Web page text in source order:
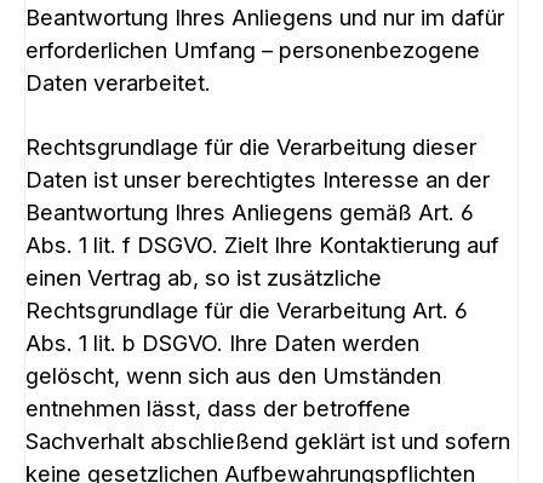
Beantwortung Ihres Anliegens und nur im dafür
erforderlichen Umfang – personenbezogene
Daten verarbeitet.
Rechtsgrundlage für die Verarbeitung dieser
Daten ist unser berechtigtes Interesse an der
Beantwortung Ihres Anliegens gemäß Art. 6
Abs. 1 lit. f DSGVO. Zielt Ihre Kontaktierung auf
einen Vertrag ab, so ist zusätzliche
Rechtsgrundlage für die Verarbeitung Art. 6
Abs. 1 lit. b DSGVO. Ihre Daten werden
gelöscht, wenn sich aus den Umständen
entnehmen lässt, dass der betroffene
Sachverhalt abschließend geklärt ist und sofern
keine gesetzlichen Aufbewahrungspflichten